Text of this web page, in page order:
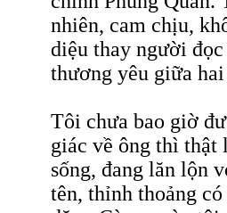
nhiên, cam chịu,
diệu thay người
thương yêu giữa
Tôi chưa bao giờ
giác về ông thì thật
sống, đang lăn lộn
tên, thỉnh thoảng